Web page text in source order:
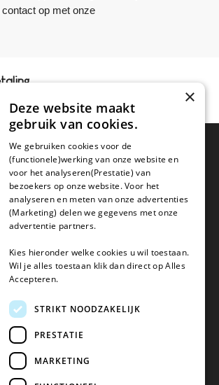
op met onze
en op rekening
8B 5405 PA
tabletten.nlTel.
67529623 Btw:
×
Deze website maakt
gebruik van cookies.
We gebruiken cookies voor de
(functionele)werking van onze website en
voor het analyseren(Prestatie) van
bezoekers op onze website. Voor het
analyseren en meten van onze advertenties
(Marketing) delen we gegevens met onze
advertentie partners.
Kies hieronder welke cookies u wil toestaan.
Wil je alles toestaan klik dan direct op Alles
Accepteren.
STRIKT NOODZAKELIJK
PRESTATIE
MARKETING